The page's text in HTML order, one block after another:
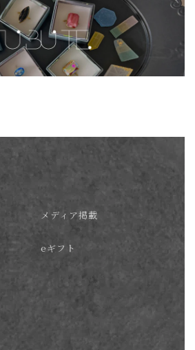
メディア掲載
eギフト